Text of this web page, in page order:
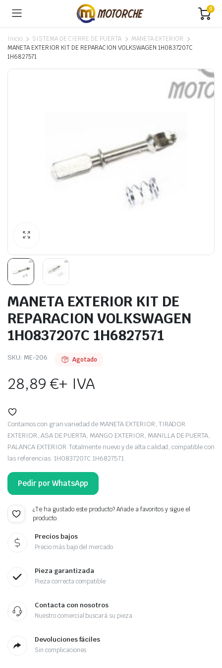
0
Inicio SISTEMA DE CIERRE DE PUERTA
MANETA EXTERIOR
MANETA EXTERIOR KIT DE REPARACION VOLKSWAGEN 1H0837207C
1H6827571
MANETA EXTERIOR KIT DE
REPARACION VOLKSWAGEN
1H0837207C 1H6827571
SKU: ME-206 Agotado
28,89€+ IVA
Contamos con gran variedad de MANETA EXTERIOR, TIRADOR
EXTERIOR, ASA DE PUERTA, MANGO EXTERIOR, MANILLA DE PUERTA,
PALANCA EXTERIOR. Totalmente nuevo y de alta calidad, compatible con
las referencias: 1H0837207C 1H6827571.
Pedir por WhatsApp
¿Te ha gustado este producto? Añade a favoritos y sigue el
producto.
Precios bajos
Precio más bajo del mercado
Pieza garantizada
Pieza correcta compatible
Contacta con nosotros
Nuestro comercial buscará su pieza
Devoluciones fáciles
Sin complicaciones